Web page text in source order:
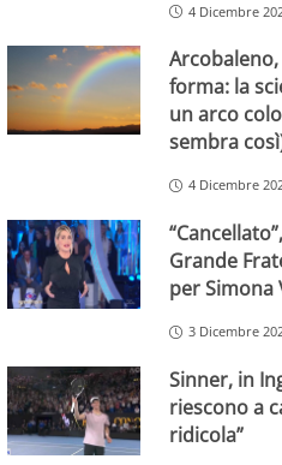
4 Dicembre
Arcobaleno,
forma: la
un arco
sembra
4 Dicembre
Grande
per Simona
3 Dicembre
Sinner, in
riescono a
ridicola”